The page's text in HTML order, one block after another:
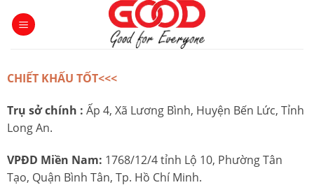
CHIẾT KHẤU TỐT<<<
Trụ sở chính : Ấp 4, Xã Lương Bình, Huyện Bến Lức, Tỉnh
Long An.
VPĐD Miền Nam: 1768/12/4 tỉnh Lộ 10, Phường Tân
Tạo, Quận Bình Tân, Tp. Hồ Chí Minh.